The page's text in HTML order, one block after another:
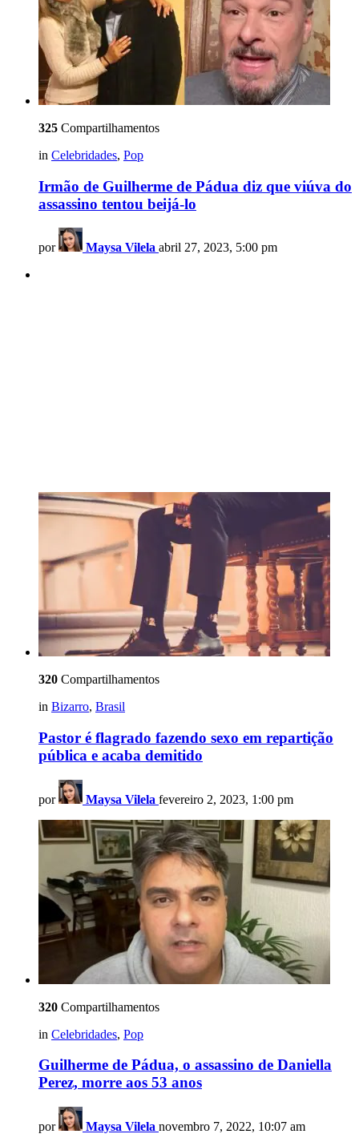
325 Compartilhamentos
in Celebridades, Pop
Irmão de Guilherme de Pádua diz que viúva do
assassino tentou beijá-lo
por Maysa Vilela abril 27, 2023, 5:00 pm
320 Compartilhamentos
in Bizarro, Brasil
Pastor é flagrado fazendo sexo em repartição
pública e acaba demitido
por Maysa Vilela fevereiro 2, 2023, 1:00 pm
320 Compartilhamentos
in Celebridades, Pop
Guilherme de Pádua, o assassino de Daniella
Perez, morre aos 53 anos
por Maysa Vilela novembro 7, 2022, 10:07 am